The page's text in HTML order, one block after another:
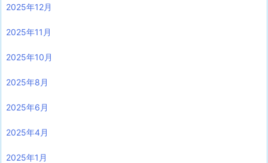
2025年12月
2025年11月
2025年10月
2025年8月
2025年6月
2025年4月
2025年1月